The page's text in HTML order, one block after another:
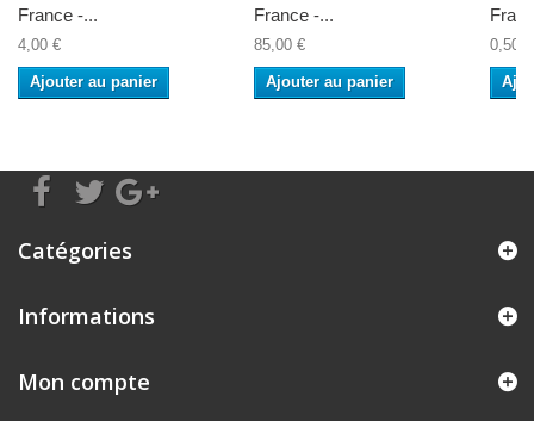
France -...
4,00 €
Ajouter au panier
France -...
85,00 €
Ajouter au panier
0,50 €
Catégories
Informations
Mon compte